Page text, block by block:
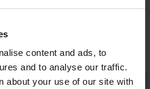
content and ads, to
and to analyse our traffic.
about your use of our site with
kousky